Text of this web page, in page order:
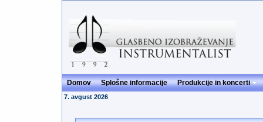
Domov Splošne informacije Produkcije in koncerti
7. avgust 2026